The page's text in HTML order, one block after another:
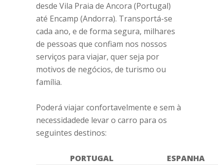
desde Vila Praia de Ancora (Portugal)
até Encamp (Andorra). Transportá-se
cada ano, e de forma segura, milhares
de pessoas que confiam nos nossos
serviços para viajar, quer seja por
motivos de negócios, de turismo ou
família.
Poderá viajar confortavelmente e sem à
necessidadede levar o carro para os
seguintes destinos:
PORTUGAL
ESPANHA